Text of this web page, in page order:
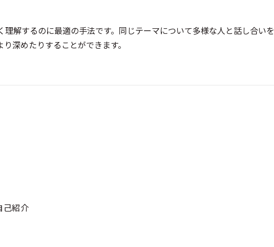
解するのに最適の手法です。同じテーマについて多様な人と話し合い
深めたりすることができます。
己紹介​​